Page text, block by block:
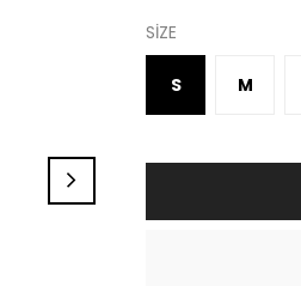
SİZE
S M